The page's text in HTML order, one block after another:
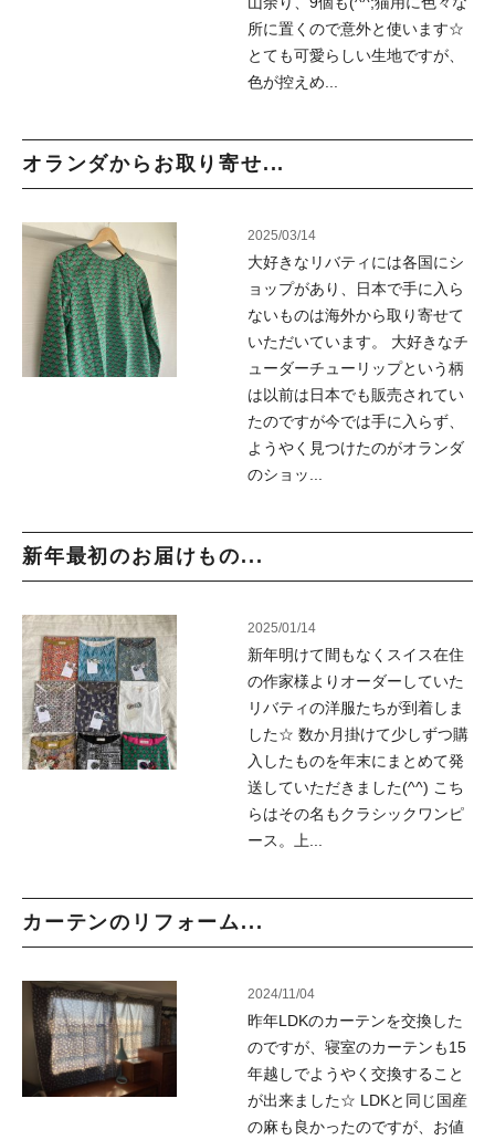
所に置くので意外と使います☆
とても可愛らしい生地ですが、
色が控えめ...
オランダからお取り寄せ...
2025/03/14
大好きなリバティには各国にシ
ョップがあり、日本で手に入ら
ないものは海外から取り寄せて
いただいています。 大好きなチ
ューダーチューリップという柄
は以前は日本でも販売されてい
たのですが今では手に入らず、
ようやく見つけたのがオランダ
のショッ...
新年最初のお届けもの...
2025/01/14
新年明けて間もなくスイス在住
の作家様よりオーダーしていた
リバティの洋服たちが到着しま
した☆ 数か月掛けて少しずつ購
入したものを年末にまとめて発
送していただきました(^^) こち
らはその名もクラシックワンピ
ース。上...
カーテンのリフォーム...
2024/11/04
昨年LDKのカーテンを交換した
のですが、寝室のカーテンも15
年越しでようやく交換すること
が出来ました☆ LDKと同じ国産
の麻も良かったのですが、お値